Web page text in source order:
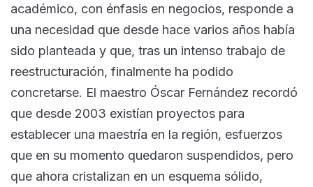
académico, con énfasis en negocios, responde a
una necesidad que desde hace varios años había
sido planteada y que, tras un intenso trabajo de
reestructuración, finalmente ha podido
concretarse. El maestro Óscar Fernández recordó
que desde 2003 existían proyectos para
establecer una maestría en la región, esfuerzos
que en su momento quedaron suspendidos, pero
que ahora cristalizan en un esquema sólido,